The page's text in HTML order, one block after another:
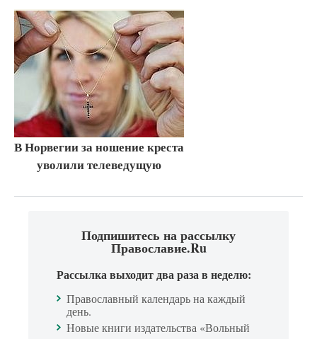
В Норвегии за ношение креста
уволили телеведущую
Подпишитесь на рассылку
Православие.Ru
Рассылка выходит два раза в неделю:
Православный календарь на каждый
день.
Новые книги издательства «Вольный